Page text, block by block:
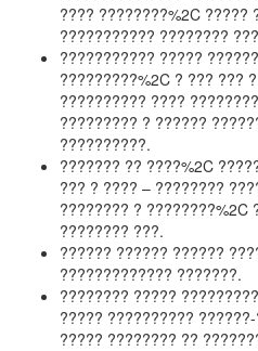
???? ????????%2C ?????
??????????? ????????
??????????? ?????
?????????%2C ? ??? ???
?????????? ????
????????? ? ??????
??????????.
??????? ?? ????%2C
??? ? ???? – ????????
???????? ? ????????%2C
???????? ???.
?????? ?????? ??????
????????????? ???????.
???????? ?????
????? ??????????
????? ???????? ??